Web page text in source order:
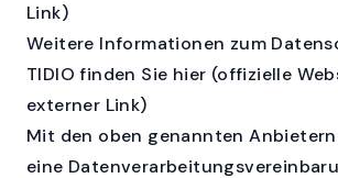
Link)
Weitere Informationen zum
TIDIO finden Sie hier (offizielle
externer Link)
Mit den oben genannten
eine